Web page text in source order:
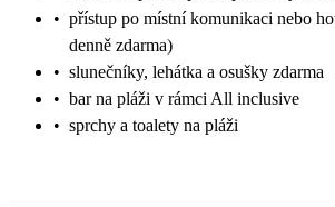
• přístup po místní komunikaci nebo
denně zdarma)
• slunečníky, lehátka a osušky zdarma
• bar na pláži v rámci All inclusive
• sprchy a toalety na pláži